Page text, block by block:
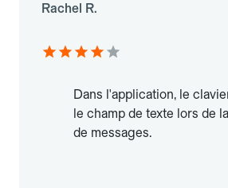
Rachel R.
Dans l'application, le
le champ de texte lors de
de messages.